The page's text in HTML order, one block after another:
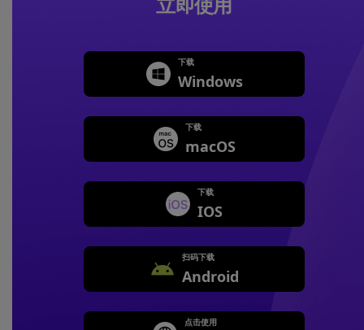
立即使用
下载
Windows
下载
macOS
下载
IOS
扫码下载
Android
点击使用